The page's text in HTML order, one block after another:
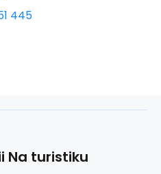
445
Na turistiku